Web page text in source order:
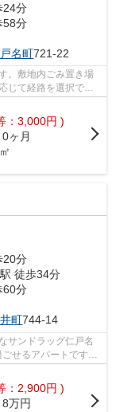
24分
58分
名町721-22
。敷地内ごみ置き場
じて経路を選択でき
：3,000円 )
0ヶ月
20分
駅 徒歩34分
60分
町744-14
サンドラッグ仁戸名
せるアパートです。
：2,900円 )
8万円